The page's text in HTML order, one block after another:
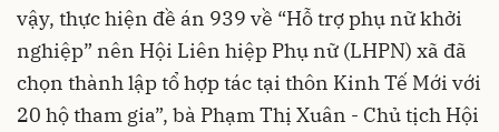
vậy, thực hiện đề án 939 về “Hỗ trợ phụ nữ khởi
nghiệp” nên Hội Liên hiệp Phụ nữ (LHPN) xã đã
chọn thành lập tổ hợp tác tại thôn Kinh Tế Mới với
20 hộ tham gia”, bà Phạm Thị Xuân - Chủ tịch Hội